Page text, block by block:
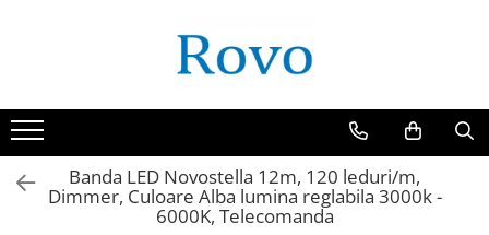
Banda LED Novostella 12m, 120 leduri/m,
Dimmer, Culoare Alba lumina reglabila 3000k -
6000K, Telecomanda